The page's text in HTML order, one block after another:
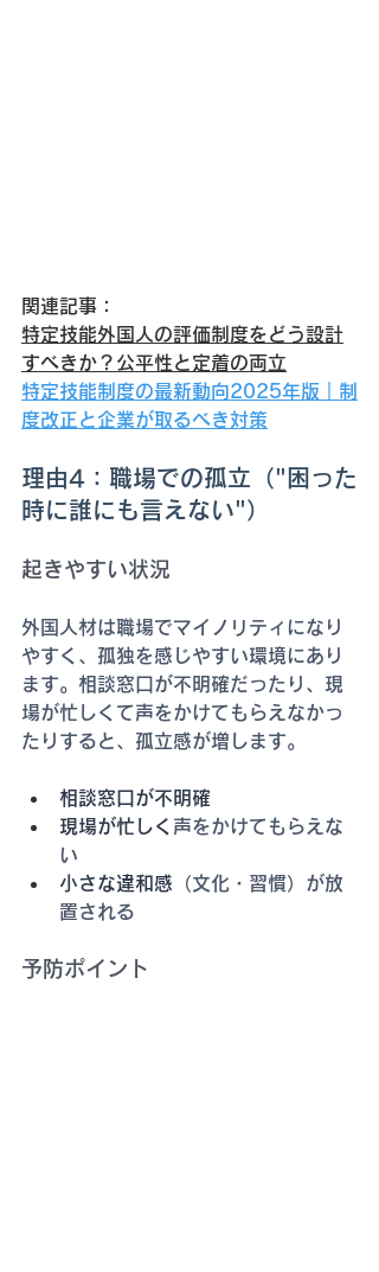
関連記事：
特定技能外国人の評価制度をどう設計
すべきか？公平性と定着の両立
特定技能制度の最新動向2025年版｜制
度改正と企業が取るべき対策
理由4：職場での孤立（"困った
時に誰にも言えない"）
起きやすい状況
外国人材は職場でマイノリティになり
やすく、孤独を感じやすい環境にあり
ます。相談窓口が不明確だったり、現
場が忙しくて声をかけてもらえなかっ
たりすると、孤立感が増します。
相談窓口が不明確
現場が忙しく 声をかけてもらえな
い
小さな違和感 （文化・習慣）が放
置される
予防ポイント